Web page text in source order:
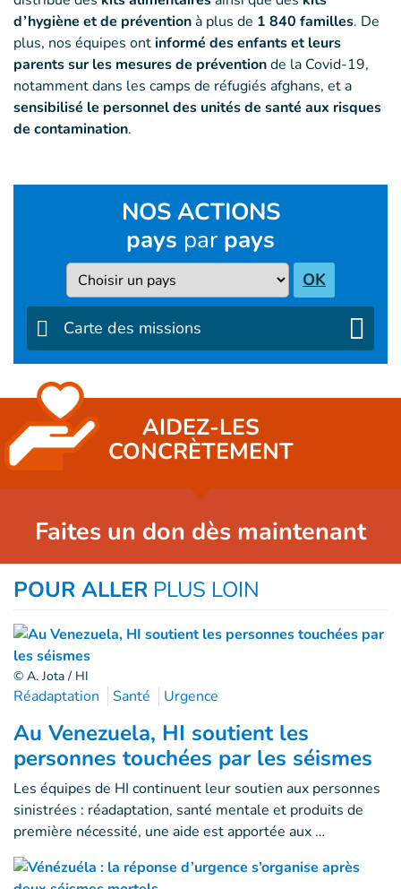
d’hygiène et de préventionà plus de 1 840 familles. De
plus, nos équipes ontinformé des enfants et leurs
parents sur les mesures de préventionde la Covid-19,
notamment dans les camps de réfugiés afghans, et a
sensibilisé le personnel des unités de santé aux risques
de contamination.
NOS ACTIONS
pays par pays
Pays OK
Carte des missions
AIDEZ-LES
CONCRÈTEMENT
Faites un don dès maintenant
POUR ALLER PLUS LOIN
© A. Jota / HI
Réadaptation Santé Urgence
Au Venezuela, HI soutient les
personnes touchées par les séismes
Les équipes de HI continuent leur soutien aux personnes
sinistrées : réadaptation, santé mentale et produits de
première nécessité, une aide est apportée aux …